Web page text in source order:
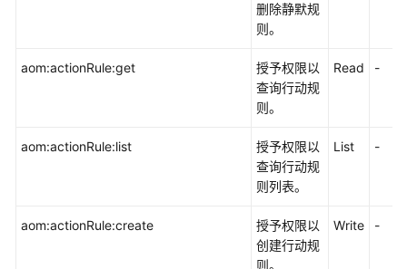
删除静默规
则。
aom:actionRule:get
授予权限以
查询行动规
则。
Read -
aom:actionRule:list
授予权限以
查询行动规
则列表。
List -
aom:actionRule:create
授予权限以
创建行动规
则。
Write -